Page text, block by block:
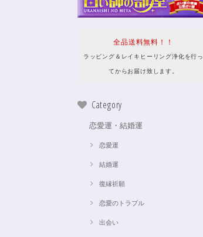
全品送料無料！！
ラッピング＆レイキヒーリング浄化を行っ
てからお届け致します。
Category
恋愛運・結婚運
恋愛運
結婚運
復縁祈願
恋愛のトラブル
出会い